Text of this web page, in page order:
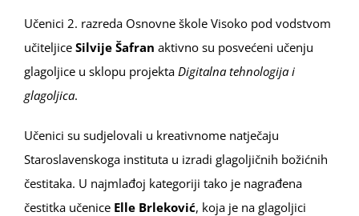
Učenici 2. razreda Osnovne škole Visoko pod vodstvom
učiteljice Silvije Šafran aktivno su posvećeni učenju
glagoljice u sklopu projekta Digitalna tehnologija i
glagoljica.
Učenici su sudjelovali u kreativnome natječaju
Staroslavenskoga instituta u izradi glagoljičnih božićnih
čestitaka. U najmlađoj kategoriji tako je nagrađena
čestitka učenice Elle Brleković, koja je na glagoljici